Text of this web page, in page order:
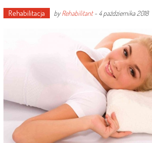
Rehabilitacja byRehabilitant- 4 października 2018